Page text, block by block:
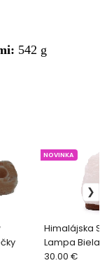
542 g
Himalájska
Lampa Biela
NOVINKA
30.00 €